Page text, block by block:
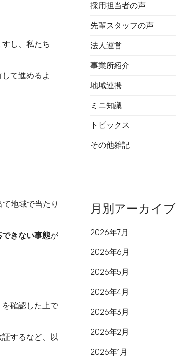
し、私たち
て進めるよ
地域で当たり
きない事態が
確認した上で
するなど、以
採用担当者の声
先輩スタッフの声
法人運営
事業所紹介
地域連携
ミニ知識
トピックス
その他雑記
月別アーカイブ
2026年7月
2026年6月
2026年5月
2026年4月
2026年3月
2026年2月
2026年1月